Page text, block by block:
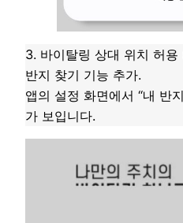
3. 바이탈링 상대 위치 허
반지 찾기 기능 추가.
앱의 설정 화면에서 “내 반
가 보입니다.